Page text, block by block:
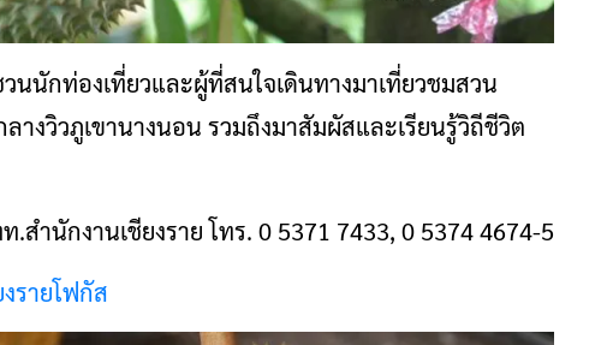
นนักท่องเที่ยวและผู้ที่สนใจเดินทางมาเที่ยวชมสวน
างวิวภูเขานางนอน รวมถึงมาสัมผัสและเรียนรู้วิถีชีวิต
สำนักงานเชียงราย โทร. 0 5371 7433, 0 5374 4674-5
งรายโฟกัส